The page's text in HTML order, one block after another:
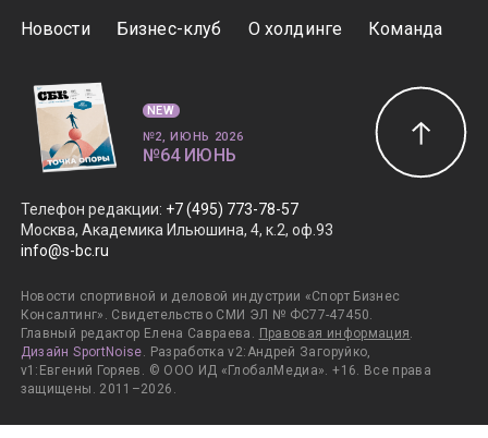
Новости Бизнес-клуб О холдинге Команда
Телефон редакции: +7 (495) 773-78-57
Москва, Академика Ильюшина, 4, к.2, оф.93
info@s-bc.ru
Новости спортивной и деловой индустрии «Спорт Бизнес
Консалтинг». Свидетельство СМИ ЭЛ № ФС77-47450.
Главный редактор Елена Савраева. Правовая информация.
Дизайн SportNoise. Разработка v2:Андрей Загоруйко,
v1:Евгений Горяев. © ООО ИД «ГлобалМедиа». +16. Все права
защищены. 2011–2026.
NEW
№2, ИЮНЬ 2026
№64 ИЮНЬ